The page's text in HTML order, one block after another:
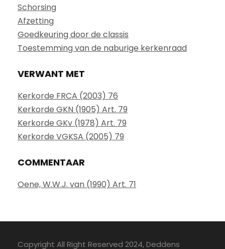
Schorsing
Afzetting
Goedkeuring door de classis
Toestemming van de naburige kerkenraad
VERWANT MET
Kerkorde FRCA (2003) 76
Kerkorde GKN (1905) Art. 79
Kerkorde GKv (1978) Art. 79
Kerkorde VGKSA (2005) 79
COMMENTAAR
Oene, W.W.J. van (1990) Art. 71
Copyright All Right Reserved 2024, Deddens